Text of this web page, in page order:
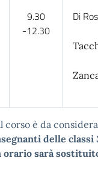
9.30
-12.30
Di
corso è da
delle classi
orario sarà